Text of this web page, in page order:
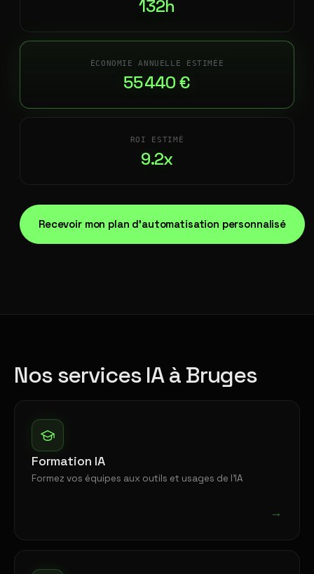
132h
ÉCONOMIE ANNUELLE ESTIMÉE
55 440 €
ROI ESTIMÉ
9.2x
Recevoir mon plan d'automatisation personnalisé
Nos services IA à Bruges
Formation IA
Formez vos équipes aux outils et usages de l'IA
→